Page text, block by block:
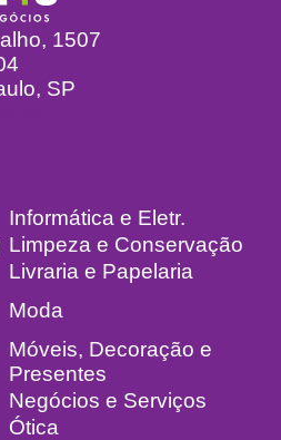
1507
SP
Informática e Eletr.
Limpeza e Conservação
Livraria e Papelaria
Moda
Móveis, Decoração e
Presentes
Negócios e Serviços
Ótica